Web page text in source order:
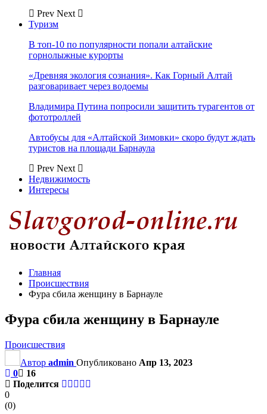
Prev Next
Туризм
В топ-10 по популярности попали алтайские
горнолыжные курорты
«Древняя экология сознания». Как Горный Алтай
разговаривает через водоемы
Владимира Путина попросили защитить турагентов от
фототроллей
Автобусы для «Алтайской Зимовки» скоро будут ждать
туристов на площади Барнаула
Prev Next
Недвижимость
Интересы
Главная
Происшествия
Фура сбила женщину в Барнауле
Фура сбила женщину в Барнауле
Происшествия
Автор admin Опубликовано Апр 13, 2023
0
16
Поделится
0
(0)